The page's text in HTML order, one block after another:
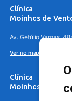
Clínica
Moinhos de
Av. Getúlio Vargas,
Ver no mapa
Clínica
Moinhos de